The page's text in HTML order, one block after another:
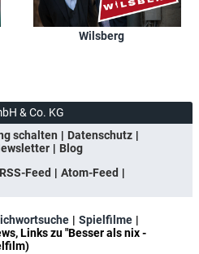
Wilsberg
& Co. KG
schalten
Datenschutz
Blog
RSS-Feed
Atom-Feed
Spielfilme
Links zu "Besser als nix -